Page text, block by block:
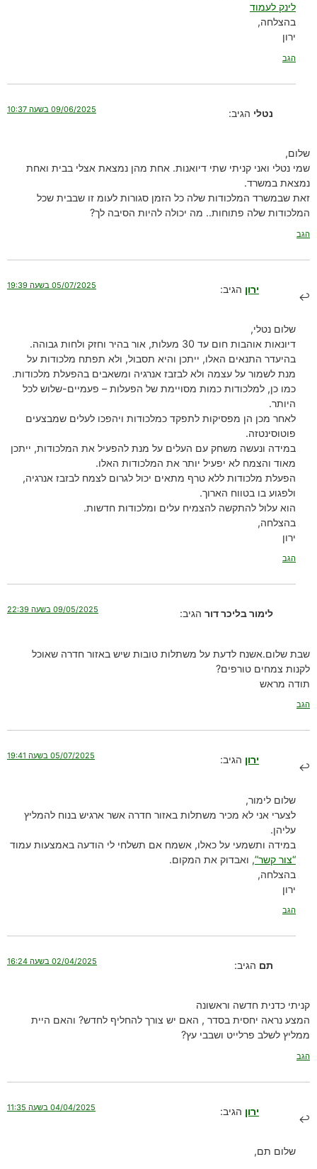
לינק לעמוד
בהצלחה,
ירון
הגב
נטלי הגיב: 09/06/2025 בשעה 10:37
שלום,
שמי נטלי ואני קניתי שתי דיואנות. אחת מהן נמצאת אצלי בבית ואחת
נמצאת במשרד.
זאת שבמשרד המלכודות שלה כל הזמן סגורות לעומ זו שבבית שכל
המלכודות שלה פתוחות.. מה יכולה להיות הסיבה לך?
הגב
ירון הגיב: 05/07/2025 בשעה 19:39
שלום נטלי,
דיונאות אוהבות חום עד 30 מעלות, אור בהיר וחזק ולחות גבוהה.
בהיעדר התנאים האלו, ייתכן והיא תסבול, ולא תפתח מלכודות על
מנת לשמור על עצמה ולא לבזבז אנרגיה ומשאבים בהפעלת מלכודות.
כמו כן, למלכודות כמות מסויימת של הפעלות – פעמיים-שלוש לכל
היותר.
לאחר מכן הן מפסיקות לתפקד כמלכודות ויהפכו לעלים שמבצעים
פוטוסינטזה.
במידה ונעשה משחק עם העלים על מנת להפעיל את המלכודות, ייתכן
מאוד והצמח לא יפעיל יותר את המלכודות האלו.
הפעלת מלכודות ללא טרף מתאים יכול לגרום לצמח לבזבז אנרגיה,
ולפגוע בו בטווח הארוך.
הוא עלול להתקשה להצמיח עלים ומלכודות חדשות.
בהצלחה,
ירון
הגב
לימור בליכר דור הגיב: 09/05/2025 בשעה 22:39
שבת שלום.אשנח לדעת על משתלות טובות שיש באזור חדרה שאוכל
לקנות צמחים טורפים?
תודה מראש
הגב
ירון הגיב: 05/07/2025 בשעה 19:41
שלום לימור,
לצערי אני לא מכיר משתלות באזור חדרה אשר ארגיש בנוח להמליץ
עליהן.
במידה ותשמעי על כאלו, אשמח אם תשלחי לי הודעה באמצעות עמוד
“צור קשר”, ואבדוק את המקום.
בהצלחה,
ירון
הגב
תם הגיב: 02/04/2025 בשעה 16:24
קניתי כדנית חדשה וראשונה
המצע נראה יחסית בסדר , האם יש צורך להחליף לחדש? והאם היית
ממליץ לשלב פרלייט ושבבי עץ?
הגב
ירון הגיב: 04/04/2025 בשעה 11:35
שלום תם,